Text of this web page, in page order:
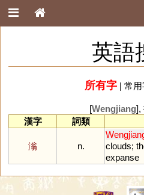
英語
所有字| 常用
[Wengjiang],
漢字
詞類
滃 n.
clouds;
expanse